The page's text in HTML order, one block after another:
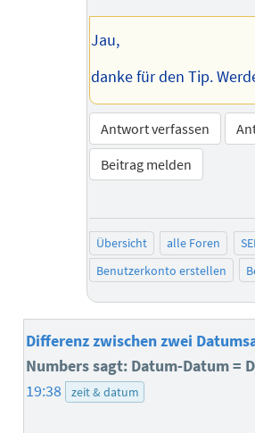
Jau,
danke für den Tip.
Antwort verfassen
Beitrag melden
Übersicht alle Foren
Benutzerkonto erstellen
Differenz zwischen zwei
Numbers sagt: Datum-Datum =
19:38
zeit & datum